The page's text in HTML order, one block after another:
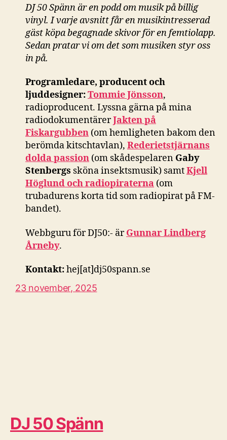
DJ 50 Spänn är en podd om musik på billig
vinyl. I varje avsnitt får en musikintresserad
gäst köpa begagnade skivor för en femtiolapp.
Sedan pratar vi om det som musiken styr oss
in på.
Programledare, producent och
ljuddesigner:Tommie Jönsson,
radioproducent. Lyssna gärna på mina
radiodokumentärerJakten på
Fiskargubben (om hemligheten bakom den
berömda kitschtavlan), Rederietstjärnans
dolda passion (om skådespelaren Gaby
Stenbergs sköna insektsmusik) samtKjell
Höglund och radiopiraterna (om
trubadurens korta tid som radiopirat på FM-
bandet).
Webbguru för DJ50:- ärGunnar Lindberg
Årneby.
Kontakt:hej[at]dj50spann.se
23 november, 2025
DJ 50 Spänn